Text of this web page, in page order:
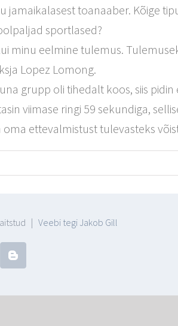
jamaikalasest toanaaber. Kõige
sportlased?
minu eelmine tulemus.
Lopez Lomong.
grupp oli tihedalt koos, siis pidin
viimase ringi 59 sekundiga,
oma ettevalmistust tulevasteks
| Veebi tegi Jakob Gill
Blogger